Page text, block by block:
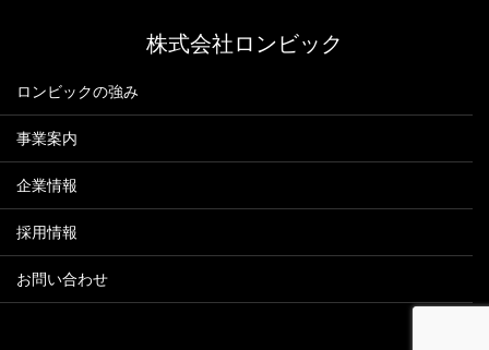
株式会社ロンビック
ロンビックの強み
事業案内
企業情報
採用情報
お問い合わせ